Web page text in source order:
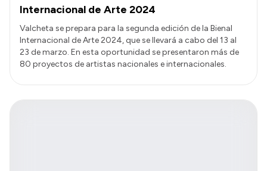
Internacional de Arte 2024
Valcheta se prepara para la segunda edición de la Bienal
Internacional de Arte 2024, que se llevará a cabo del 13 al
23 de marzo. En esta oportunidad se presentaron más de
80 proyectos de artistas nacionales e internacionales.